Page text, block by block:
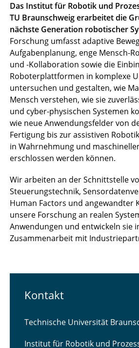
Das Institut für Robotik und
TU Braunschweig erarbeitet die
nächste Generation robotischer
Forschung umfasst adaptive
Aufgabenplanung, enge Mensch-
und -Kollaboration sowie die
Roboterplattformen in komplexe
untersuchen und gestalten, wie
Mensch verstehen, wie sie
und cyber-physischen Systemen
wie neue Anwendungsfelder von
Fertigung bis zur assistiven
in Wahrnehmung und
erschlossen werden können.
Wir arbeiten an der Schnittstelle
Steuerungstechnik,
Human Factors und angewandter
unsere Forschung an realen
Anwendungen und entwickeln sie
Zusammenarbeit mit
Kontakt
Technische Universität
Institut für Robotik und